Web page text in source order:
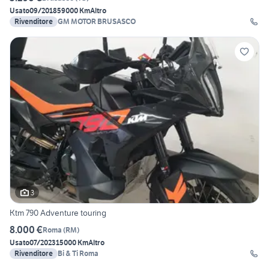
Usato09/201859000 KmAltro
Rivenditore GM MOTOR BRUSASCO
3
Ktm 790 Adventure touring
8.000 €Roma (RM)
Usato07/202315000 KmAltro
Rivenditore
Bi & Ti Roma